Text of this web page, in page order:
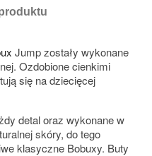
Jump zostały wykonane
Ozdobione cienkimi
się na dziecięcej
detal oraz wykonane w
skóry, do tego
klasyczne Bobuxy. Buty